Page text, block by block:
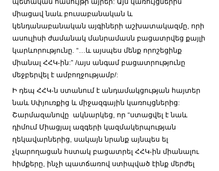
միացավ նաև բուսաբանական և
կենդանաբանական այգիների աշխատակազմը, որի
ասուլիսի ժամանակ մանրամասն բացատրվեց քայլի
կարևորությունը. “…և այսպես մենք որոշեցինք
միանալ ՀՀԿ-ին:” /այս անգամ բացատրությունը
մեջբերվել է ամբողջությամբ/:
Ի դեպ ՀՀԿ-ն ստանում է անդամակցության հայտեր
նաև Սփյուռքից և միջազգային կառույցներից:
Շարմազանովը ակնարկեց, որ “ստացվել է նաև
դիմում Միացյալ ազգերի կազմակերպության
ղեկավարներից, սակայն նրանք այնպես ել
չկարողացան հստակ բացատրել ՀՀԿ-ին միանալու
հիմքերը, ինչի պատճառով ստիպված էինք մերժել